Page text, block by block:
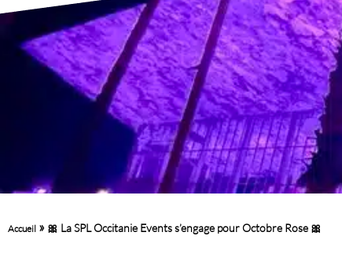
Accueil » 🎀 La SPL Occitanie Events s’engage pour Octobre Rose 🎀